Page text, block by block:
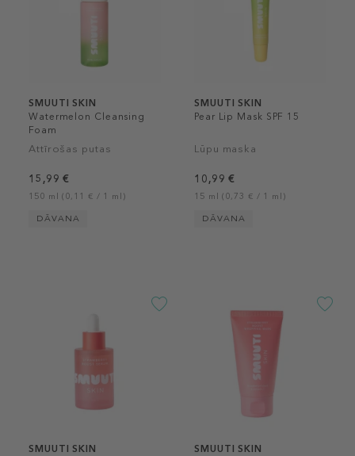
SMUUTI SKIN
Watermelon Cleansing
Foam
Attīrošas putas
15,99 €
150 ml (0,11 € / 1 ml)
DĀVANA
SMUUTI SKIN
Pear Lip Mask SPF 15
Lūpu maska
10,99 €
15 ml (0,73 € / 1 ml)
DĀVANA
SMUUTI SKIN
SMUUTI SKIN